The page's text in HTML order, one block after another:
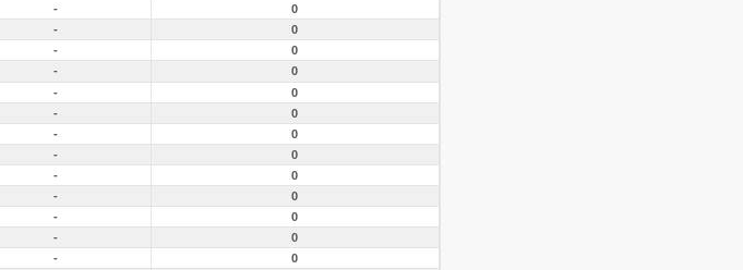
-
0
-
0
-
0
-
0
-
0
-
0
-
0
-
0
-
0
-
0
-
0
-
0
-
0